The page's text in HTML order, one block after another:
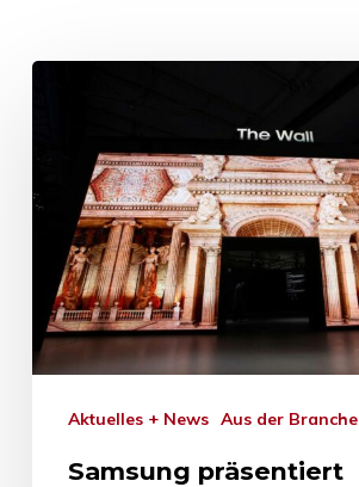
Aktuelles + News Aus der Branche
Samsung präsentiert